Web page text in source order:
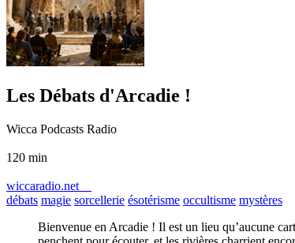
Les Débats d'Arcadie !
Wicca Podcasts Radio
120 min
wiccaradio.net
débats magie sorcellerie ésotérisme occultisme mystères
Bienvenue en Arcadie ! Il est un lieu qu’aucune